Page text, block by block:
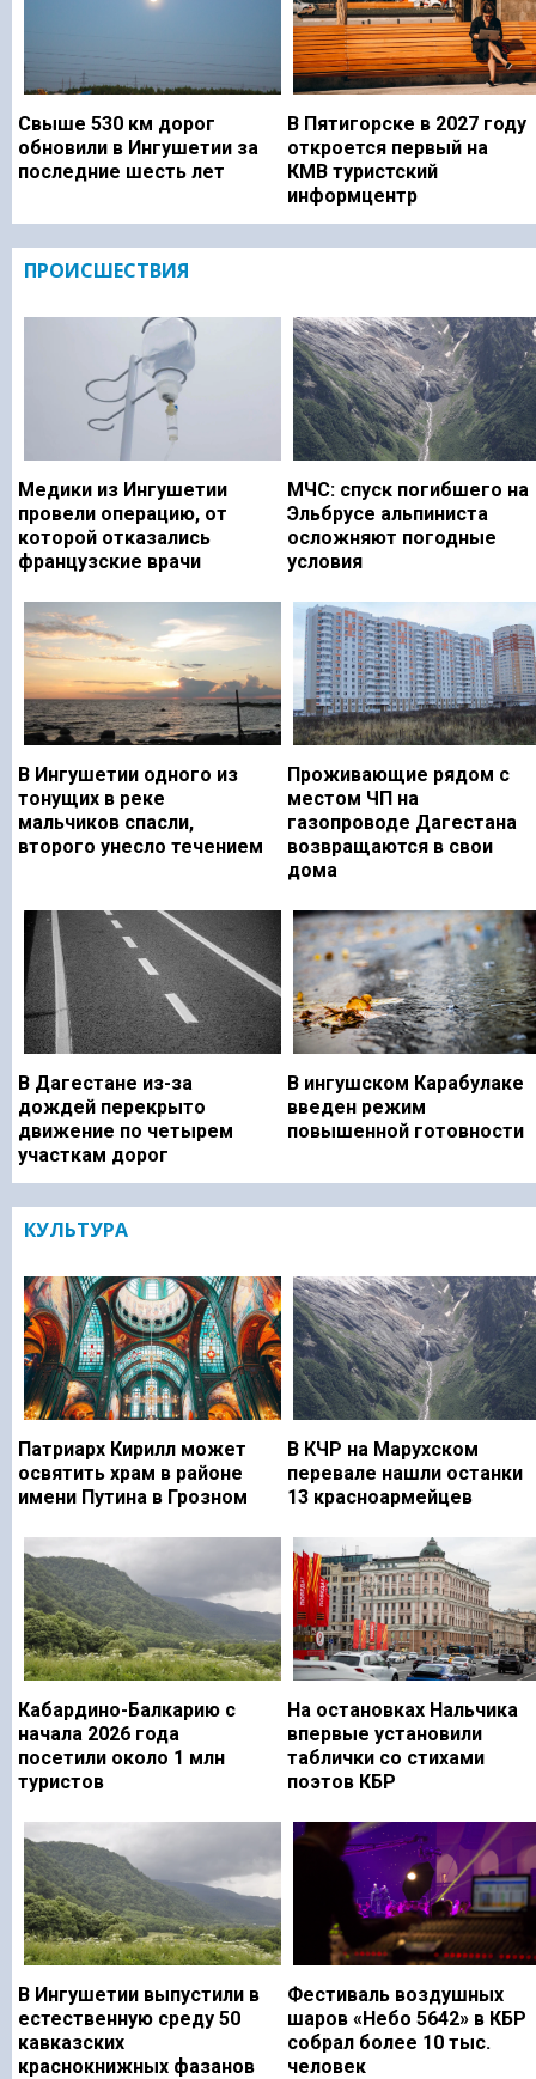
Свыше 530 км дорог
обновили в Ингушетии за
последние шесть лет
В Пятигорске в 2027 году
откроется первый на
КМВ туристский
информцентр
ПРОИСШЕСТВИЯ
Медики из Ингушетии
провели операцию, от
которой отказались
французские врачи
МЧС: спуск погибшего на
Эльбрусе альпиниста
осложняют погодные
условия
В Ингушетии одного из
тонущих в реке
мальчиков спасли,
второго унесло течением
Проживающие рядом с
местом ЧП на
газопроводе Дагестана
возвращаются в свои
дома
В Дагестане из-за
дождей перекрыто
движение по четырем
участкам дорог
В ингушском Карабулаке
введен режим
повышенной готовности
КУЛЬТУРА
Патриарх Кирилл может
освятить храм в районе
имени Путина в Грозном
В КЧР на Марухском
перевале нашли останки
13 красноармейцев
Кабардино-Балкарию с
начала 2026 года
посетили около 1 млн
туристов
На остановках Нальчика
впервые установили
таблички со стихами
поэтов КБР
В Ингушетии выпустили в
естественную среду 50
кавказских
краснокнижных фазанов
Фестиваль воздушных
шаров «Небо 5642» в КБР
собрал более 10 тыс.
человек